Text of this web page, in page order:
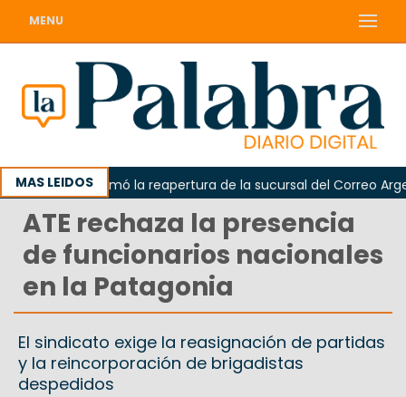
MENU
MAS LEIDOS
reclamó la reapertura de la sucursal del Correo
ATE rechaza la presencia
de funcionarios nacionales
en la Patagonia
El sindicato exige la reasignación de partidas
y la reincorporación de brigadistas
despedidos